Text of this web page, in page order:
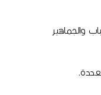
والجماهير
.